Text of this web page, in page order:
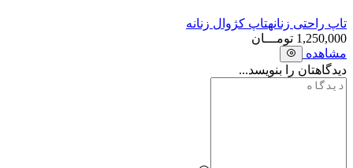
تاپ راحتی زنانهتاپ کژوال زنانه
1,250,000 تومـــان
مشاهده
دیدگاهتان را بنویسد...